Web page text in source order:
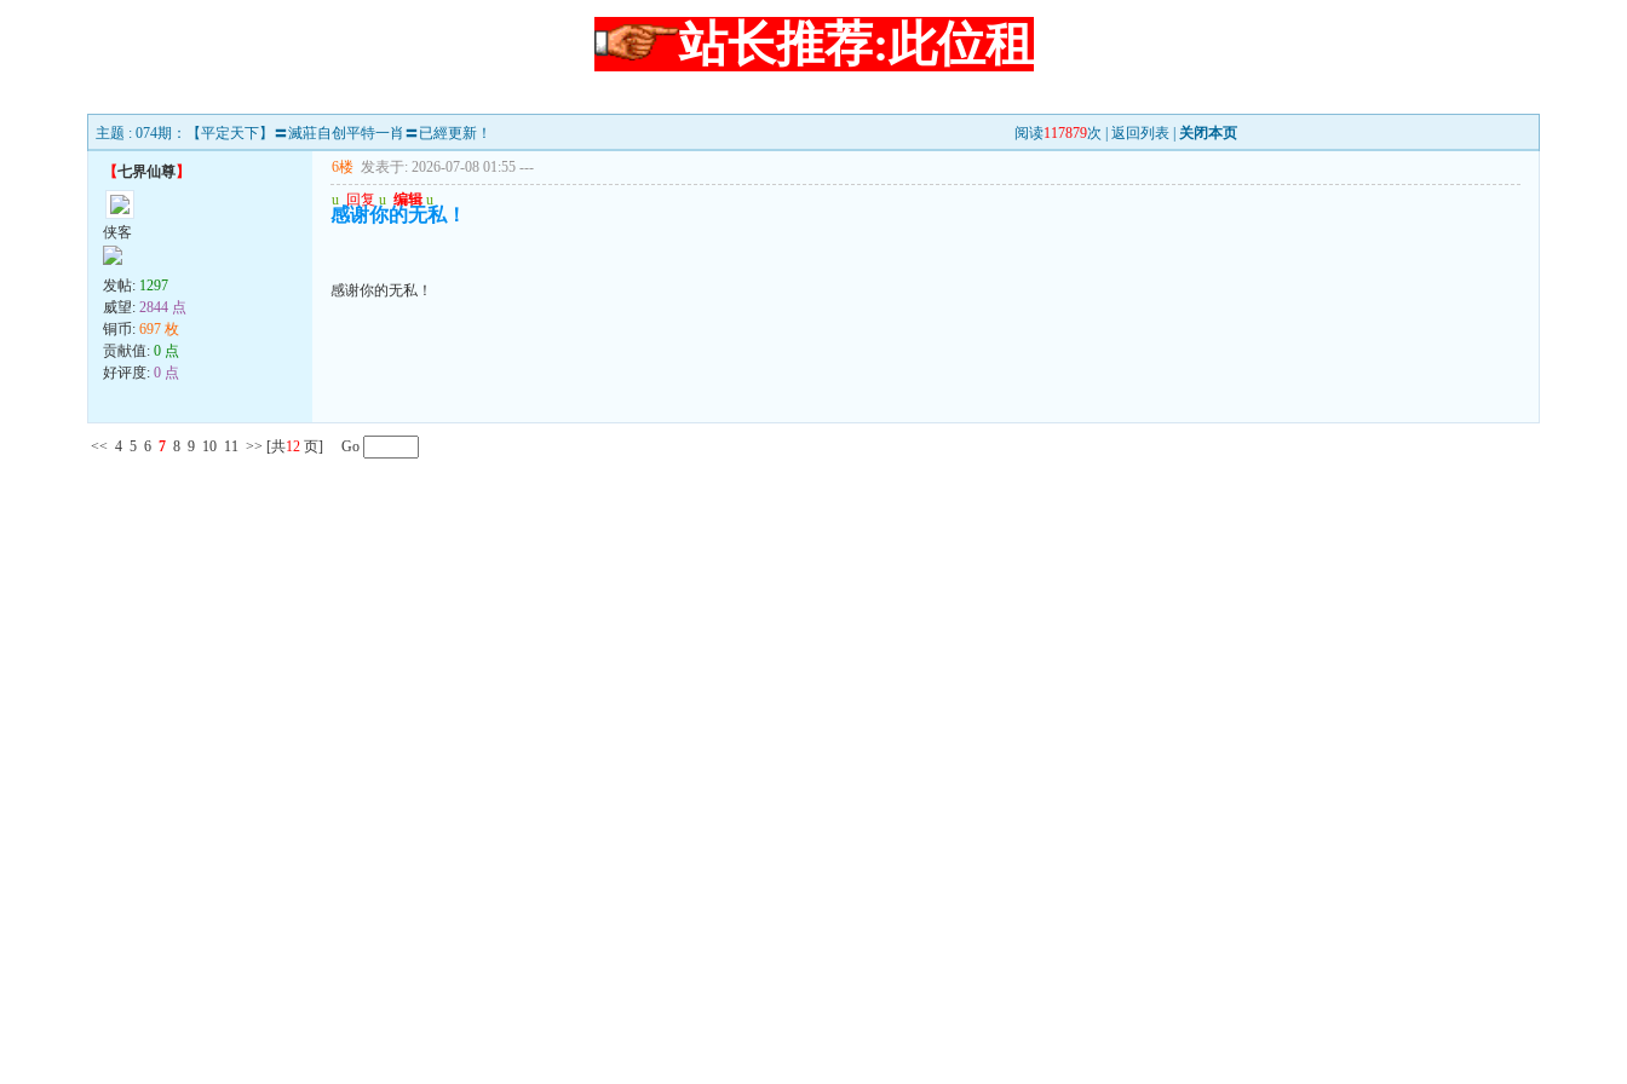
站长推荐:此位租
主题 : 074期：【平定天下】〓滅莊自创平特一肖〓已經更新！ 阅读117879次 | 返回列表 关闭本页
【七界仙尊】
侠客
发帖: 1297
威望: 2844 点
铜币: 697 枚
贡献值: 0 点
好评度: 0 点
6楼 发表于: 2026-07-08 01:55 ---
u 回复 u 编辑 u
感谢你的无私！
感谢你的无私！
<< 4 5 6 7 8 9 10 11 >> [共12 页] Go